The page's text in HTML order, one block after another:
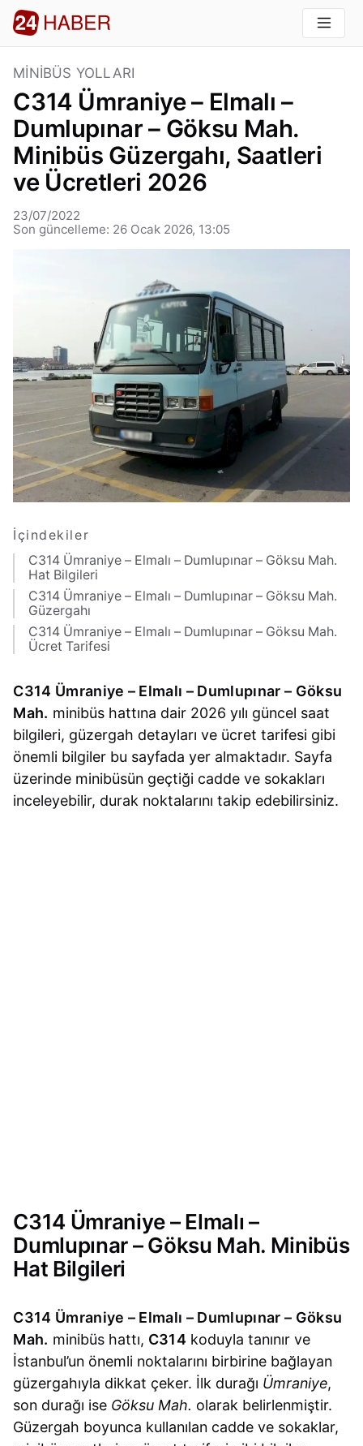
MINIBÜS YOLLARI
C314 Ümraniye – Elmalı –
Dumlupınar – Göksu Mah.
Minibüs Güzergahı, Saatleri
ve Ücretleri 2026
23/07/2022
Son güncelleme: 26 Ocak 2026, 13:05
İçindekiler
C314 Ümraniye – Elmalı – Dumlupınar – Göksu Mah.
Hat Bilgileri
C314 Ümraniye – Elmalı – Dumlupınar – Göksu Mah.
Güzergahı
C314 Ümraniye – Elmalı – Dumlupınar – Göksu Mah.
Ücret Tarifesi
C314 Ümraniye – Elmalı – Dumlupınar – Göksu
Mah. minibüs hattına dair 2026 yılı güncel saat
bilgileri, güzergah detayları ve ücret tarifesi gibi
önemli bilgiler bu sayfada yer almaktadır. Sayfa
üzerinde minibüsün geçtiği cadde ve sokakları
inceleyebilir, durak noktalarını takip edebilirsiniz.
C314 Ümraniye – Elmalı –
Dumlupınar – Göksu Mah. Minibüs
Hat Bilgileri
C314 Ümraniye – Elmalı – Dumlupınar – Göksu
Mah. minibüs hattı, C314 koduyla tanınır ve
İstanbul’un önemli noktalarını birbirine bağlayan
güzergahıyla dikkat çeker. İlk durağı Ümraniye,
son durağı ise Göksu Mah. olarak belirlenmiştir.
Güzergah boyunca kullanılan cadde ve sokaklar,